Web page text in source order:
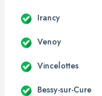
Irancy
Venoy
Vincelottes
Bessy-sur-Cure